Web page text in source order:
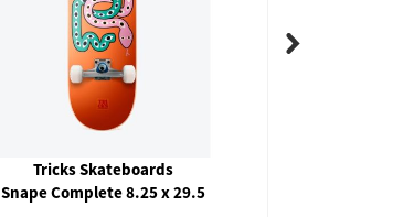
Tricks Skateboards
Snape Complete 8.25 x 29.5